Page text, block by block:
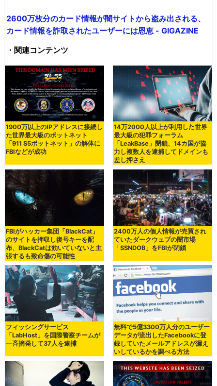
2600万枚分のカード情報が闇サイトから盗み出される、
カード情報を詐取されたユーザーには恩恵 - GIGAZINE
・関連コンテンツ
1900万以上のIPアドレスに接続し
た世界最大級のボットネット
「911 S5ボットネット」の解体に
FBIなどが成功
14万2000人以上が利用した世界
最大級の犯罪フォーラム
「LeakBase」閉鎖、14カ国が協
力し複数人を逮捕してドメインも
差し押さえ
FBIがハッカー集団「BlackCat」
のサイトを押収し復号キーを配
布、BlackCatは効いていないと主
張するも致命傷の可能性
2400万人の個人情報が売買され
ていたダークウェブの闇市場
「SSNDOB」をFBIが閉鎖
フィッシングサービス
「LabHost」を国際警察チームが
一斉摘発して37人を逮捕
無料で5億3300万人分のユーザー
データが流出したFacebookに登
録していたメールアドレスが漏え
いしているかを調べる方法